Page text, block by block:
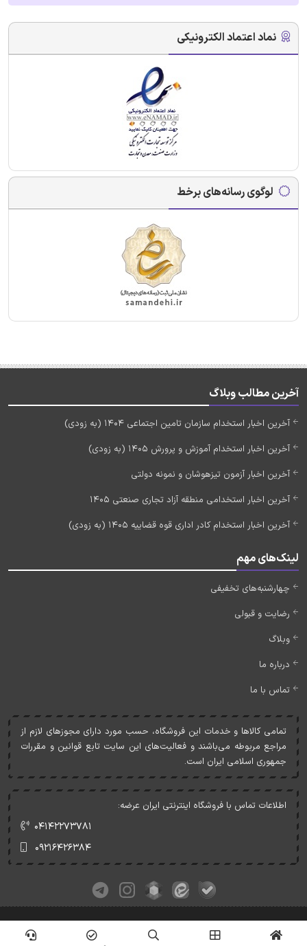
نماد اعتماد الکترونیکی
لوگوی رسانه‌های برخط
آخرین مطالب وبلاگ
آخرین اخبار استخدام سازمان تامین اجتماعی 1404 (به زودی)
آخرین اخبار استخدام آموزش و پرورش 1405 (به زودی)
آخرین اخبار آزمون تیزهوشان و نمونه دولتی
آخرین اخبار استخدامی منطقه آزاد تجاری صنعتی 1405
آخرین اخبار استخدام کادر اداری قوه قضاییه 1405 (به زودی)
لینک‌های مهم
چهارشنبه‌های تخفیفی
رضایت و قبولی
وبلاگ
درباره ما
تماس با ما
تمامی کالاها و خدمات اين فروشگاه، حسب مورد دارای مجوزهای لازم از
مراجع مربوطه می‌باشند و فعاليت‌های اين سايت تابع قوانين و مقررات
جمهوری اسلامی ايران است.
اطلاعات تماس با فروشگاه اینترنتی ایران عرضه:
۰۴۱۴۲۲۷۳۷۸۱
۰۹۲۱۶۴۲۶۳۸۴
کلیه حقوق این وبسایت متعلق به ایران عرضه می‌باشد.